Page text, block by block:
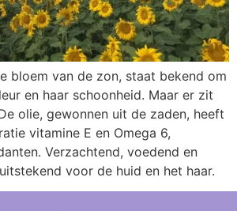
bloem van de zon, staat bekend om
en haar schoonheid. Maar er zit
olie, gewonnen uit de zaden, heeft
vitamine E en Omega 6,
Verzachtend, voedend en
voor de huid en het haar.